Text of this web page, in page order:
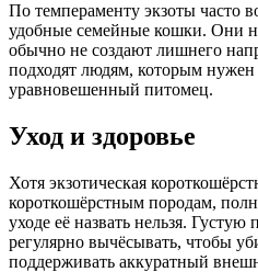
По темпераменту экзоты часто
удобные семейные кошки. Они
обычно не создают лишнего
подходят людям, которым
уравновешенный питомец.
Уход и здоровье
Хотя экзотическая
короткошёрстным породам,
уходе её назвать нельзя.
регулярно вычёсывать, чтобы
поддерживать аккуратный